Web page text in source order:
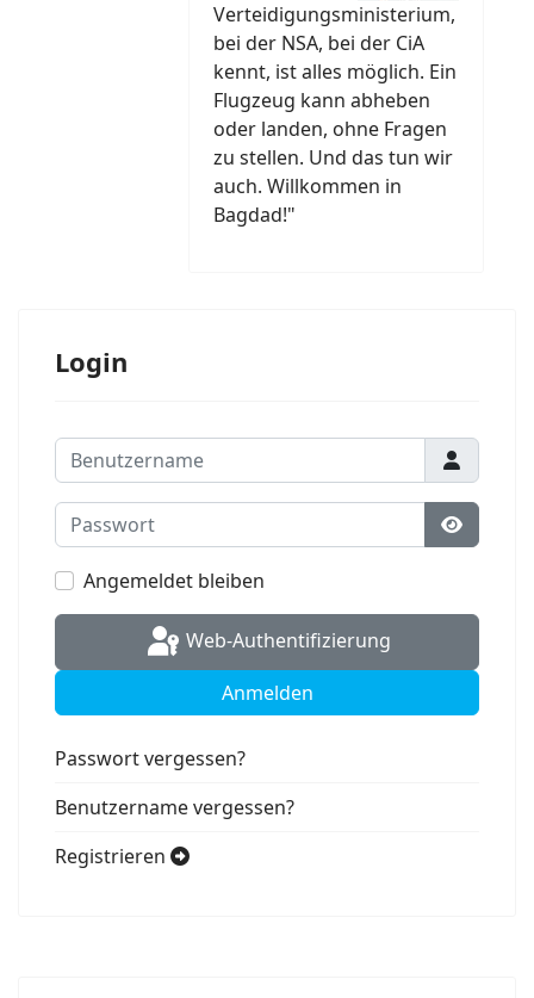
Verteidigungsministerium,
bei der NSA, bei der CiA
kennt, ist alles möglich. Ein
Flugzeug kann abheben
oder landen, ohne Fragen
zu stellen. Und das tun wir
auch. Willkommen in
Bagdad!"
Login
Benutzername
Passwort
Angemeldet bleiben
Web-Authentifizierung
Anmelden
Passwort vergessen?
Benutzername vergessen?
Registrieren